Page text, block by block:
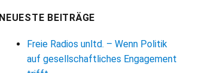
NEUESTE BEITRÄGE
Freie Radios unltd. – Wenn Politik
auf gesellschaftliches Engagement